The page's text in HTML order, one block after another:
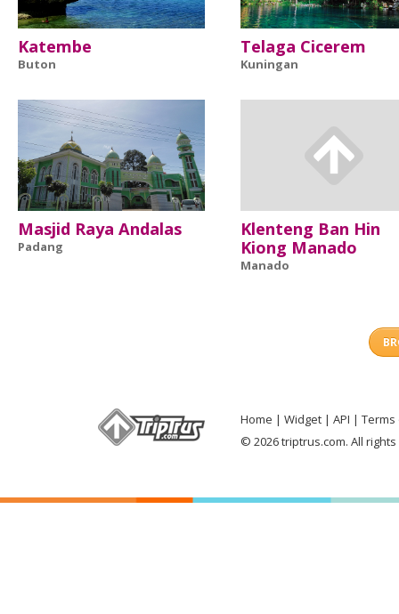
Katembe
Buton
Telaga Cicerem
Kuningan
Masjid Raya Andalas
Padang
Klenteng Ban Hin
Kiong Manado
Manado
Home Widget API
Terms
© 2026 triptrus.com. All